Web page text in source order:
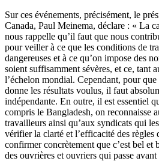
Sur ces événements, précisément, le
Canada, Paul Meinema, déclare : « La
nous rappelle qu’il faut que nous
pour veiller à ce que les conditions de
dangereuses et à ce qu’on impose des
soient suffisamment sévères, et ce, tant
l’échelon mondial. Cependant, pour
donne les résultats voulus, il faut
indépendante. En outre, il est essentiel
compris le Bangladesh, on reconnaisse
travailleurs ainsi qu’aux syndicats qui
vérifier la clarté et l’efficacité des règles
confirmer concrètement que c’est bel et
des ouvrières et ouvriers qui passe avant